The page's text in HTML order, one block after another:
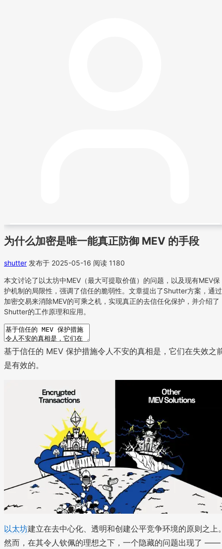
为什么加密是唯一能真正防御 MEV 的手段
shutter 发布于 2025-05-16 阅读 1180
本文讨论了以太坊中MEV（最大可提取价值）的问题，以及现有MEV保
护机制的局限性，强调了信任的脆弱性。文章提出了Shutter方案，通过
加密交易来消除MEV的可乘之机，实现真正的去信任化保护，并介绍了
Shutter的工作原理和应用。
基于信任的 MEV 保护措施令人不安的真相是，它们在失效之
是有效的。
以太坊建立在去中心化、透明和创建公平竞争环境的原则之上
然而，在其令人钦佩的理想之下，一个隐藏的问题出现了 ——